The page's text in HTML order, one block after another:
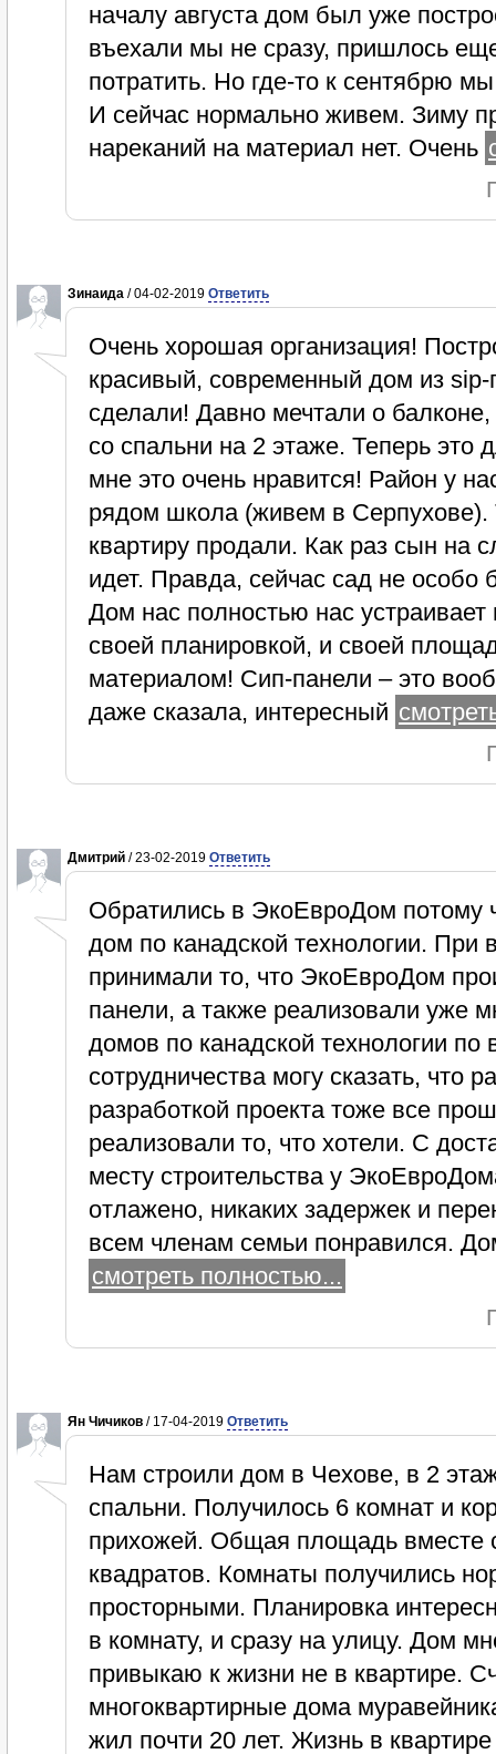
началу августа дом был уже
въехали мы не сразу, пришлось
потратить. Но где-то к сентябрю
И сейчас нормально живем. Зиму
нареканий на материал нет. Очень
Зинаида / 04-02-2019 Ответить
Очень хорошая организация!
красивый, современный дом из
сделали! Давно мечтали о
со спальни на 2 этаже. Теперь это
мне это очень нравится! Район у
рядом школа (живем в Серпухове).
квартиру продали. Как раз сын на
идет. Правда, сейчас сад не особо
Дом нас полностью нас
своей планировкой, и своей
материалом! Сип-панели – это
даже сказала, интересный
Дмитрий / 23-02-2019 Ответить
Обратились в ЭкоЕвроДом потому
дом по канадской технологии. При
принимали то, что ЭкоЕвроДом
панели, а также реализовали уже
домов по канадской технологии
сотрудничества могу сказать, что
разработкой проекта тоже все
реализовали то, что хотели. С
месту строительства у
отлажено, никаких задержек и
всем членам семьи понравился.
смотреть полностью...
Ян Чичиков / 17-04-2019 Ответить
Нам строили дом в Чехове, в 2
спальни. Получилось 6 комнат и
прихожей. Общая площадь вместе
квадратов. Комнаты получились
просторными. Планировка
в комнату, и сразу на улицу. Дом
привыкаю к жизни не в квартире.
многоквартирные дома
жил почти 20 лет. Жизнь в